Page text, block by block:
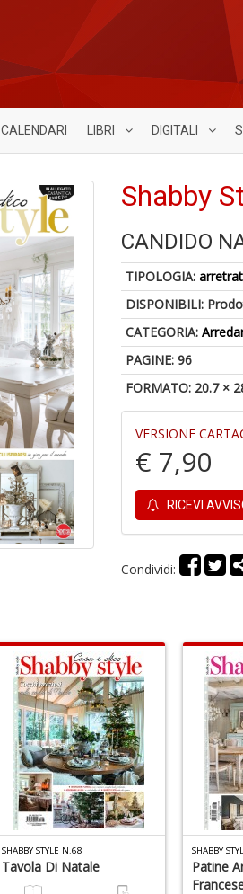
CALENDARI LIBRI DIGITALI
Shabby
CANDIDO
TIPOLOGIA:
DISPONIBILI:
CATEGORIA:
PAGINE: 96
FORMATO: 20.7 ×
VERSIONE
€ 7,90
RICEVI
Condividi:
SHABBY STYLE N.68
Tavola Di Natale
SHABBY
Patine